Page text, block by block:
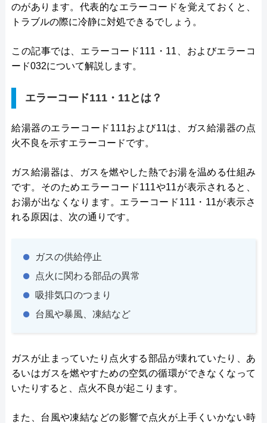
のがあります。代表的なエラーコードを覚えておくと、
トラブルの際に冷静に対処できるでしょう。
この記事では、エラーコード111・11、およびエラーコ
ード032について解説します。
エラーコード111・11とは？
給湯器のエラーコード111および11は、ガス給湯器の点
火不良を示すエラーコードです。
ガス給湯器は、ガスを燃やした熱でお湯を温める仕組み
です。そのためエラーコード111や11が表示されると、
お湯が出なくなります。エラーコード111・11が表示さ
れる原因は、次の通りです。
ガスの供給停止
点火に関わる部品の異常
吸排気口のつまり
台風や暴風、凍結など
ガスが止まっていたり点火する部品が壊れていたり、あ
るいはガスを燃やすための空気の循環ができなくなって
いたりすると、点火不良が起こります。
また、台風や凍結などの影響で点火が上手くいかない時